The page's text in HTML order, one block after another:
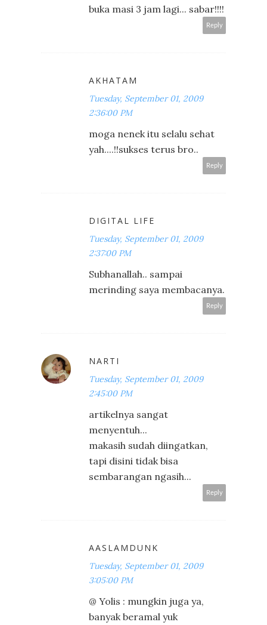
buka masi 3 jam lagi... sabar!!!!
Reply
AKHATAM
Tuesday, September 01, 2009
2:36:00 PM
moga nenek itu selalu sehat
yah....!!sukses terus bro..
Reply
DIGITAL LIFE
Tuesday, September 01, 2009
2:37:00 PM
Subhanallah.. sampai
merinding saya membacanya.
Reply
NARTI
Tuesday, September 01, 2009
2:45:00 PM
artikelnya sangat
menyentuh...
makasih sudah diingatkan,
tapi disini tidak bisa
sembarangan ngasih...
Reply
AASLAMDUNK
Tuesday, September 01, 2009
3:05:00 PM
@ Yolis : mungkin juga ya,
banyak beramal yuk